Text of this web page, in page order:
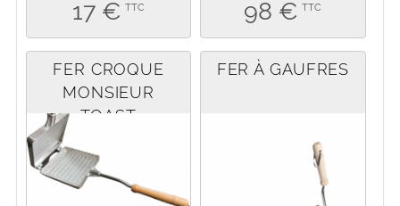
17 € TTC 98 € TTC
FER CROQUE
MONSIEUR
TOAST
FER À GAUFRES